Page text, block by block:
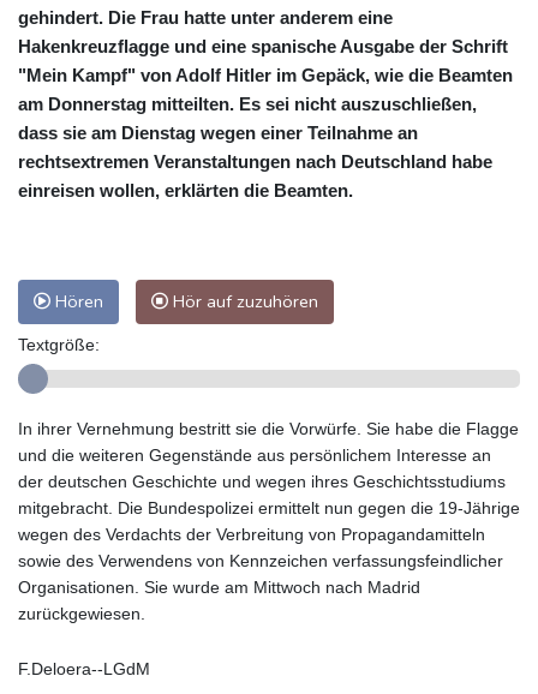
gehindert. Die Frau hatte unter anderem eine
Hakenkreuzflagge und eine spanische Ausgabe der Schrift
"Mein Kampf" von Adolf Hitler im Gepäck, wie die Beamten
am Donnerstag mitteilten. Es sei nicht auszuschließen,
dass sie am Dienstag wegen einer Teilnahme an
rechtsextremen Veranstaltungen nach Deutschland habe
einreisen wollen, erklärten die Beamten.
Hören Hör auf zuzuhören
Textgröße:
In ihrer Vernehmung bestritt sie die Vorwürfe. Sie habe die Flagge
und die weiteren Gegenstände aus persönlichem Interesse an
der deutschen Geschichte und wegen ihres Geschichtsstudiums
mitgebracht. Die Bundespolizei ermittelt nun gegen die 19-Jährige
wegen des Verdachts der Verbreitung von Propagandamitteln
sowie des Verwendens von Kennzeichen verfassungsfeindlicher
Organisationen. Sie wurde am Mittwoch nach Madrid
zurückgewiesen.
F.Deloera--LGdM